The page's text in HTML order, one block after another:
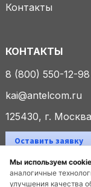
Мы используем
аналогичные
улучшения качества
Контакты
КОНТАКТЫ
8 (800) 550-12-98
kai@antelcom.ru
125430, г.
Оставить заявку